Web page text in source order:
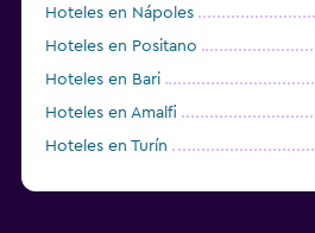
Hoteles en Nápoles
Hoteles en Positano
Hoteles en Bari
Hoteles en Amalfi
Hoteles en Turín